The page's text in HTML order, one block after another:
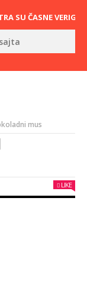
SU ČASNE VERIGE,
mus
LIKE